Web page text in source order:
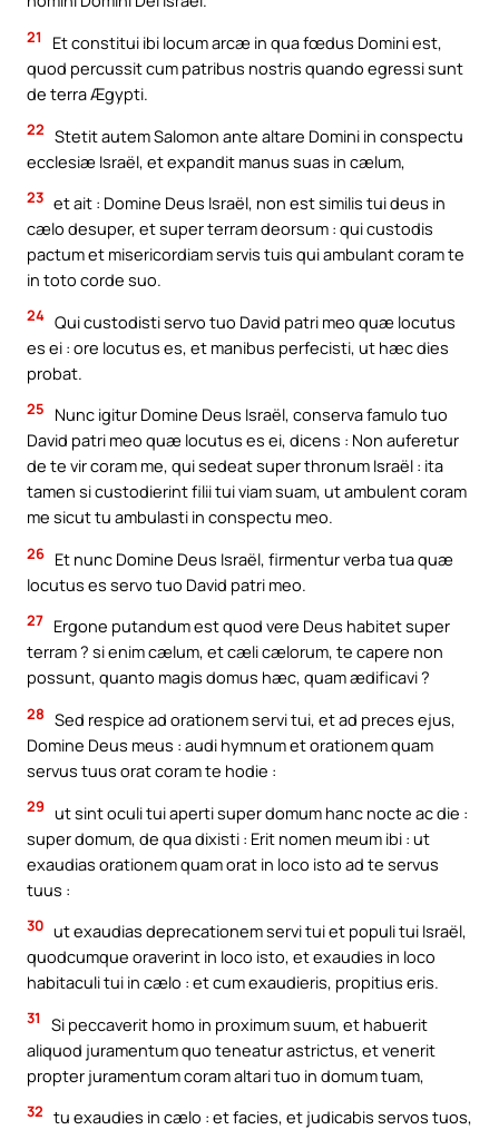
21
Et constitui ibi locum arcæ in qua fœdus Domini est,
quod percussit cum patribus nostris quando egressi sunt
de terra Ægypti.
22 Stetit autem Salomon ante altare Domini in conspectu
ecclesiæ Israël, et expandit manus suas in cælum,
23 et ait : Domine Deus Israël, non est similis tui deus in
cælo desuper, et super terram deorsum : qui custodis
pactum et misericordiam servis tuis qui ambulant coram te
in toto corde suo.
24 Qui custodisti servo tuo David patri meo quæ locutus
es ei : ore locutus es, et manibus perfecisti, ut hæc dies
probat.
25
Nunc igitur Domine Deus Israël, conserva famulo tuo
David patri meo quæ locutus es ei, dicens : Non auferetur
de te vir coram me, qui sedeat super thronum Israël : ita
tamen si custodierint filii tui viam suam, ut ambulent coram
me sicut tu ambulasti in conspectu meo.
26 Et nunc Domine Deus Israël, firmentur verba tua quæ
locutus es servo tuo David patri meo.
27 Ergone putandum est quod vere Deus habitet super
terram ? si enim cælum, et cæli cælorum, te capere non
possunt, quanto magis domus hæc, quam ædificavi ?
28 Sed respice ad orationem servi tui, et ad preces ejus,
Domine Deus meus : audi hymnum et orationem quam
servus tuus orat coram te hodie :
29 ut sint oculi tui aperti super domum hanc nocte ac die :
super domum, de qua dixisti : Erit nomen meum ibi : ut
exaudias orationem quam orat in loco isto ad te servus
tuus :
30 ut exaudias deprecationem servi tui et populi tui Israël,
quodcumque oraverint in loco isto, et exaudies in loco
habitaculi tui in cælo : et cum exaudieris, propitius eris.
31
Si peccaverit homo in proximum suum, et habuerit
aliquod juramentum quo teneatur astrictus, et venerit
propter juramentum coram altari tuo in domum tuam,
32 tu exaudies in cælo : et facies, et judicabis servos tuos,